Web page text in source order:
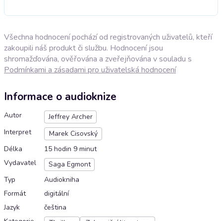
Všechna hodnocení pochází od registrovaných uživatelů, kteří
zakoupili náš produkt či službu. Hodnocení jsou
shromažďována, ověřována a zveřejňována v souladu s
Podmínkami a zásadami pro uživatelská hodnocení
Informace o audioknize
Autor
Jeffrey Archer
Interpret
Marek Cisovský
Délka
15 hodin 9 minut
Vydavatel
Saga Egmont
Typ
Audiokniha
Formát
digitální
Jazyk
čeština